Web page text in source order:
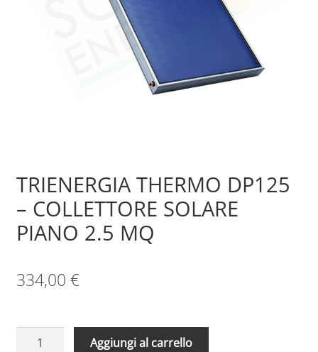
TRIENERGIA THERMO DP125
– COLLETTORE SOLARE
PIANO 2.5 MQ
334,00 €
TRIENERGIA
Aggiungi al carrello